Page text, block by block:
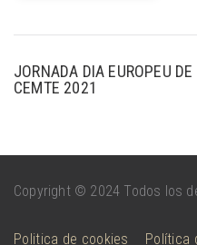
JORNADA DIA EUROPEU
CEMTE 2021
Copyright © 2024 Todos los
Politica de cookies Política